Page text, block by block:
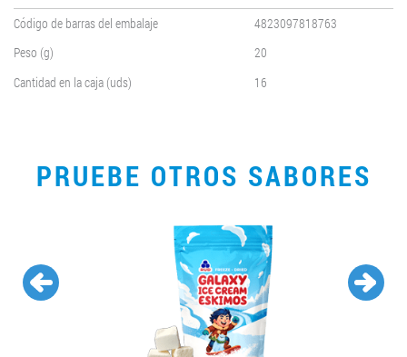
Código de barras del embalaje
4823097818763
Peso (g)
20
Cantidad en la caja (uds)
16
PRUEBE OTROS SABORES